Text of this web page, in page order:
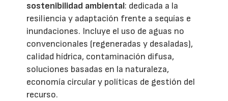
sostenibilidad ambiental: dedicada a la
resiliencia y adaptación frente a sequías e
inundaciones. Incluye el uso de aguas no
convencionales (regeneradas y desaladas),
calidad hídrica, contaminación difusa,
soluciones basadas en la naturaleza,
economía circular y políticas de gestión del
recurso.